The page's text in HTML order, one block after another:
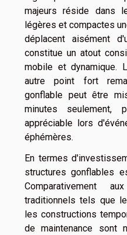
majeurs réside dans
légères et compactes
déplacent aisément
constitue un atout
mobile et dynamique.
autre point fort
gonflable peut être
minutes seulement,
appréciable lors
éphémères.
En termes
structures gonflables
Comparativement
traditionnels tels que
les constructions
de maintenance sont